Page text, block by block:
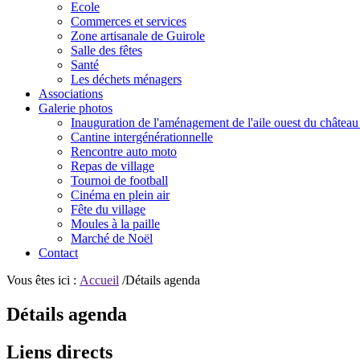
Ecole
Commerces et services
Zone artisanale de Guirole
Salle des fêtes
Santé
Les déchets ménagers
Associations
Galerie photos
Inauguration de l'aménagement de l'aile ouest du
Cantine intergénérationnelle
Rencontre auto moto
Repas de village
Tournoi de football
Cinéma en plein air
Fête du village
Moules à la paille
Marché de Noël
Contact
Vous êtes ici : Accueil /Détails agenda
Détails agenda
Liens directs